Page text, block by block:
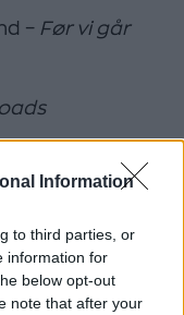
Information
to third parties, or
information for
below opt-out
note that after your
– Før vi går
nE/
το
και η